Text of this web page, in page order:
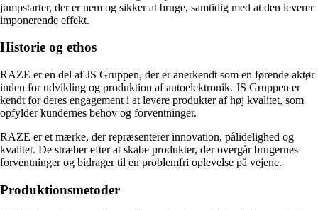
jumpstarter, der er nem og sikker at bruge, samtidig med at den leverer
imponerende effekt.
Historie og ethos
RAZE er en del af JS Gruppen, der er anerkendt som en førende aktør
inden for udvikling og produktion af autoelektronik. JS Gruppen er
kendt for deres engagement i at levere produkter af høj kvalitet, som
opfylder kundernes behov og forventninger.
RAZE er et mærke, der repræsenterer innovation, pålidelighed og
kvalitet. De stræber efter at skabe produkter, der overgår brugernes
forventninger og bidrager til en problemfri oplevelse på vejene.
Produktionsmetoder